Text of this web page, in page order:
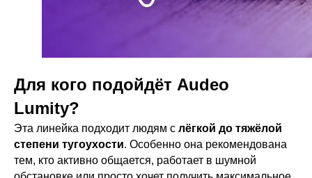
Для кого подойдёт Audeo
Lumity?
Эта линейка подходит людям с лёгкой до тяжёлой
степени тугоухости. Особенно она рекомендована
тем, кто активно общается, работает в шумной